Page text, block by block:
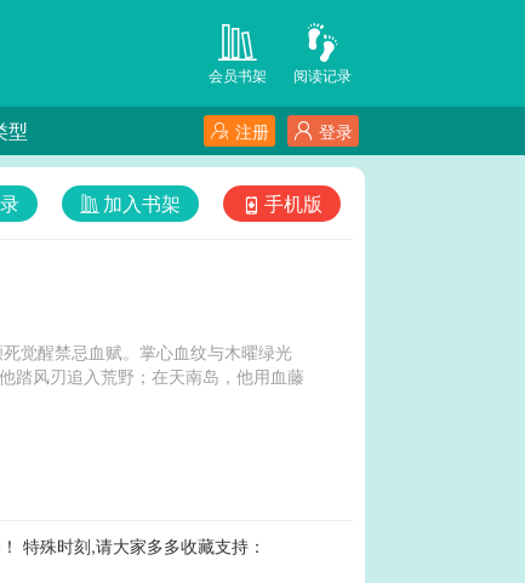
阅读记录
会员书架
型 登录
注册
手机版
加入书架
觉醒禁忌血赋。掌心血纹与木曜绿光
踏风刃追入荒野；在天南岛，他用血藤
特殊时刻,请大家多多收藏支持：